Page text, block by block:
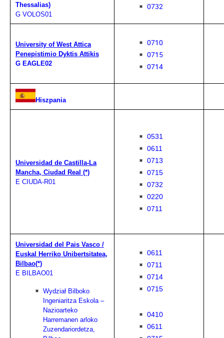
Thessalias)
G VOLOS01
0732
University of West Attica
Penepistimio Dyktis Attikis
G EAGLE02
0710
0715
0714
Hiszpania
Universidad de Castilla-La
Mancha, Ciudad Real (*)
E CIUDA-R01
0531
0611
0713
0715
0732
0220
0711
Universidad del Pais Vasco /
Euskal Herriko Unibertsitatea,
Bilbao(*)
E BILBAO01
Wydział Bilboko
Ingeniaritza Eskola –
Nazioarteko
Harremanen arloko
Zuzendariordetza,
0611
0711
0714
0715
0410
0611